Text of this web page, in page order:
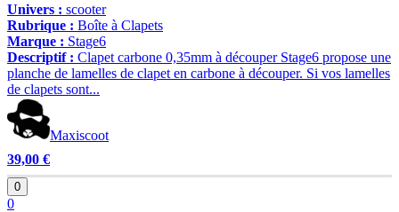
Univers : scooter
Rubrique : Boîte à Clapets
Marque : Stage6
Descriptif : Clapet carbone 0,35mm à découper Stage6 propose une
planche de lamelles de clapet en carbone à découper. Si vos lamelles
de clapets sont...
Maxiscoot
39,00 €
0
0